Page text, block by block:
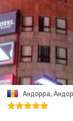
Андорра,